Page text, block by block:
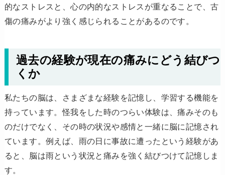
的なストレスと、心の内的なストレスが重なることで、古
傷の痛みがより強く感じられることがあるのです。
過去の経験が現在の痛みにどう結びつ
くか
私たちの脳は、さまざまな経験を記憶し、学習する機能を
持っています。怪我をした時のつらい体験は、痛みそのも
のだけでなく、その時の状況や感情と一緒に脳に記憶され
ています。例えば、雨の日に事故に遭ったという経験があ
ると、脳は雨という状況と痛みを強く結びつけて記憶しま
す。